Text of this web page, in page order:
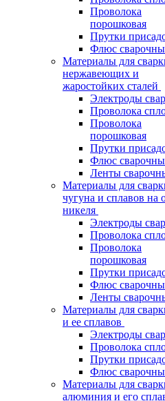
Проволока
порошковая
Прутки
Флюс
Материалы для
нержавеющих и
жаростойких сталей
Электроды
Проволока
Проволока
порошковая
Прутки
Флюс
Ленты
Материалы для
чугуна и сплавов на
никеля
Электроды
Проволока
Проволока
порошковая
Прутки
Флюс
Ленты
Материалы для
и ее сплавов
Электроды
Проволока
Прутки
Флюс
Материалы для
алюминия и его